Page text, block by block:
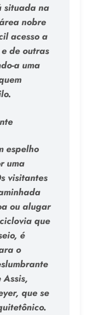
situada na
nobre
acesso a
de outras
a uma
espelho
uma
visitantes
ou alugar
que
é
o
que se